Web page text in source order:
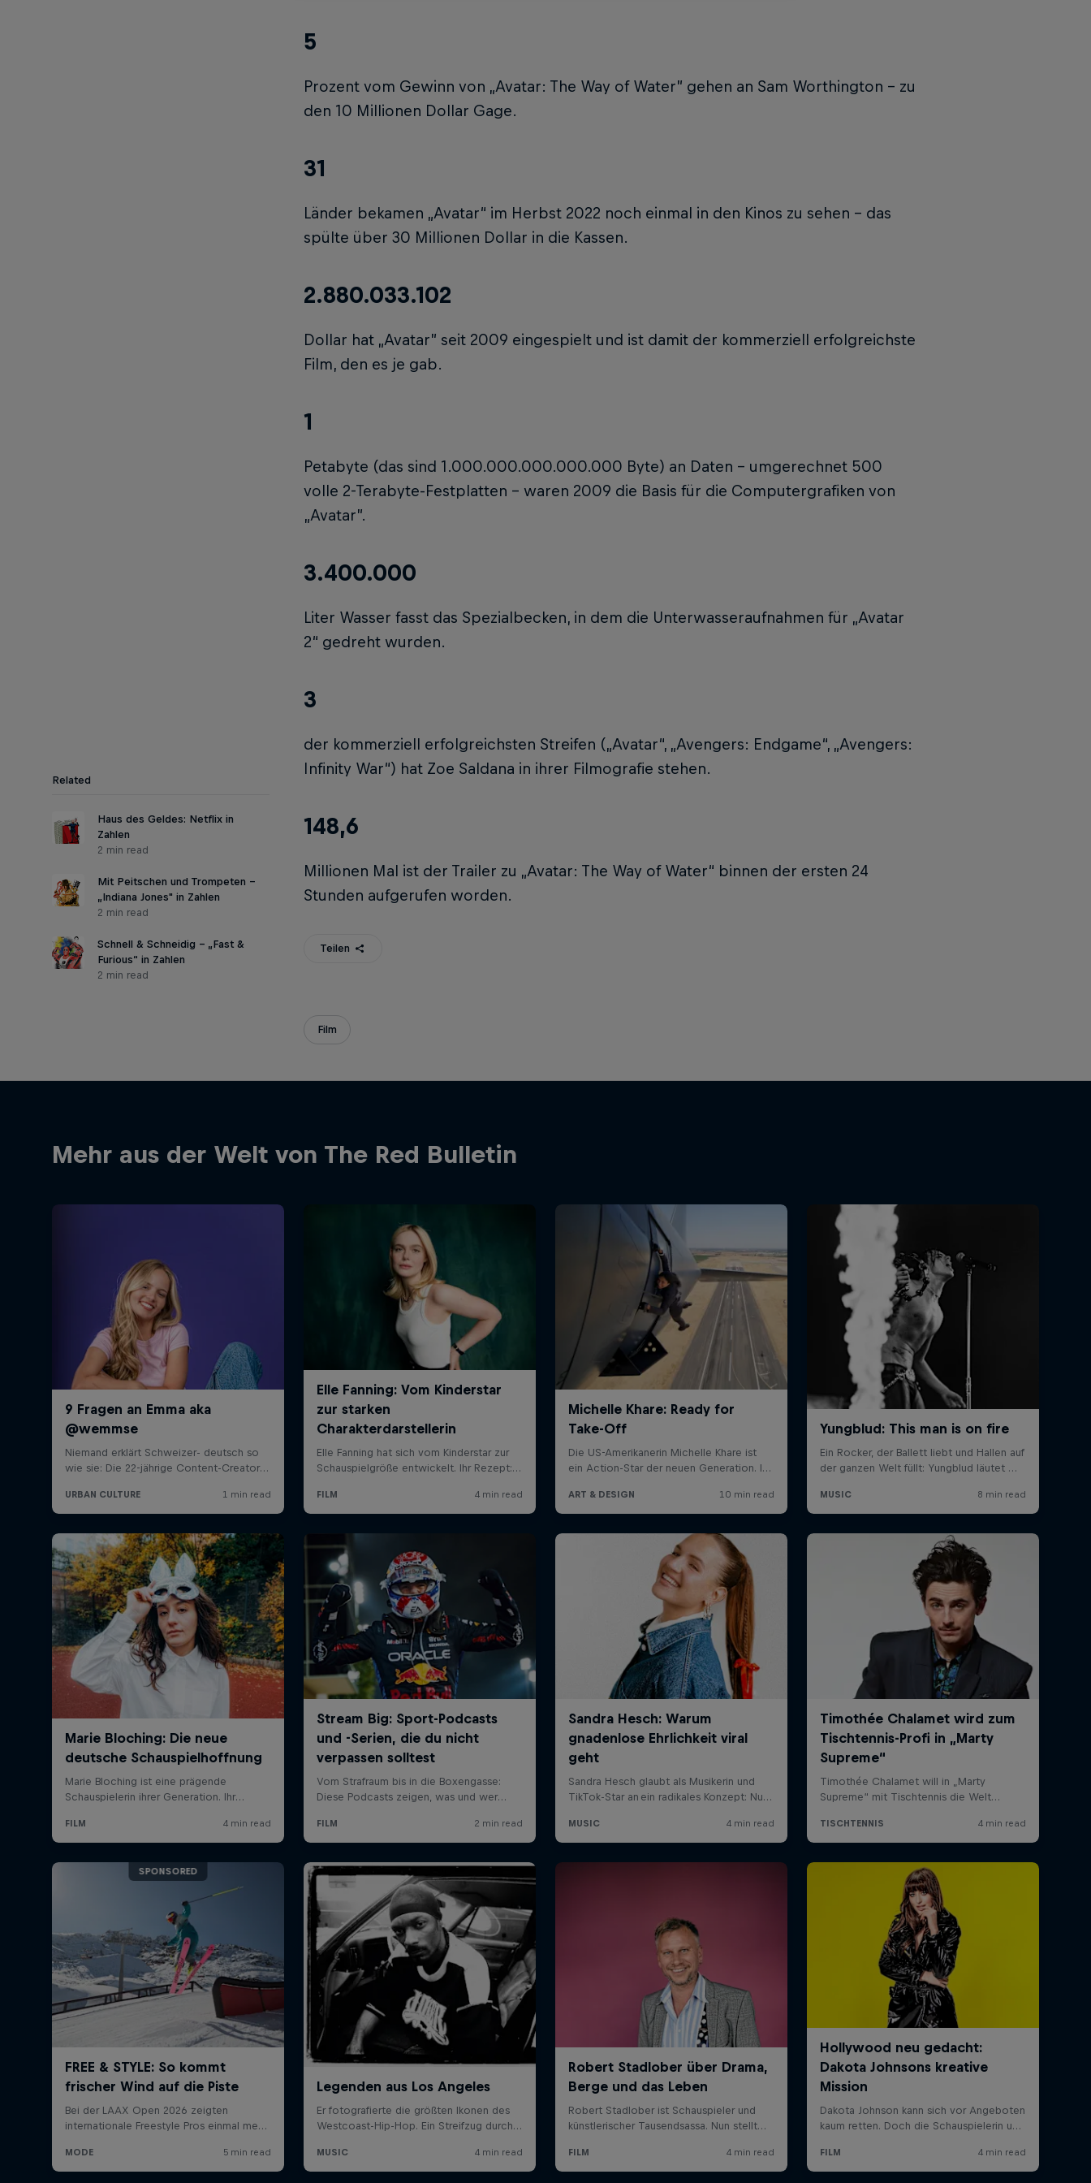
5
Prozent vom Gewinn von „Avatar: The Way of Water” gehen an Sam Worthington – zu
den 10 Millionen Dollar Gage.
31
Länder bekamen „Avatar“ im Herbst 2022 noch einmal in den Kinos zu sehen – das
spülte über 30 Millionen Dollar in die Kassen.
2.880.033.102
Dollar hat „Avatar” seit 2009 eingespielt und ist damit der kommerziell erfolgreichste
Film, den es je gab.
1
Petabyte (das sind 1.000.000.000.000.000 Byte) an Daten – umgerechnet 500
volle 2-Terabyte-Festplatten – waren 2009 die Basis für die Computergrafiken von
„Avatar”.
3.400.000
Liter Wasser fasst das Spezialbecken, in dem die Unterwasseraufnahmen für „Avatar
2“ gedreht wurden.
3
der kommerziell erfolgreichsten Streifen („Avatar“, „Avengers: Endgame“, „Avengers:
Infinity War“) hat Zoe Saldana in ihrer Filmografie stehen.
148,6
Millionen Mal ist der Trailer zu „Avatar: The Way of Water“ binnen der ersten 24
Stunden aufgerufen worden.
Related
Haus des Geldes: Netflix in
Zahlen
2 min read
Mit Peitschen und Trompeten -
„Indiana Jones" in Zahlen
2 min read
Schnell & Schneidig – „Fast &
Furious“ in Zahlen
2 min read
Teilen
Film
Mehr aus der Welt von The Red Bulletin